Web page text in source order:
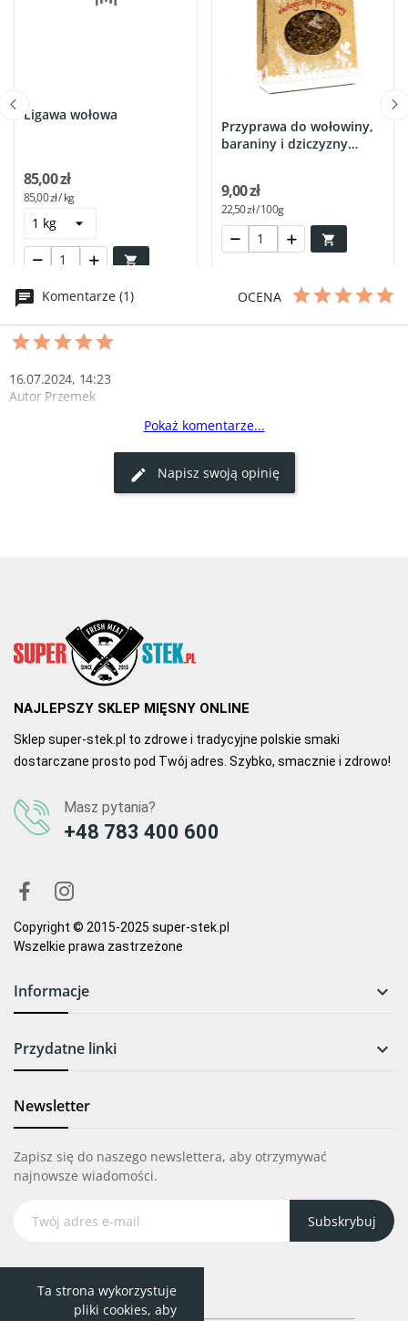
Ligawa wołowa

85,00 zł
85,00 zł / kg
Przyprawa do wołowiny,
baraniny i dziczyzny

9,00 zł
22,50 zł / 100g
Komentarze (1) OCENA
16.07.2024, 14:23
Autor Przemek
Pyszna łopatka z jelenia!
Łopatka z jelenia była naprawdę smaczna! Mięso jest delikatne i
soczyste, świetnie się piecze. Przygotowałem ją z ziołami i
czerwonym winem, a efekt był rewelacyjny. Rodzina była
Pokaż komentarze...
Napisz swoją opinię
NAJLEPSZY SKLEP MIĘSNY ONLINE
Sklep super-stek.pl to zdrowe i tradycyjne polskie smaki
dostarczane prosto pod Twój adres. Szybko, smacznie i zdrowo!
Masz pytania?
+48 783 400 600
Copyright © 2015-2025 super-stek.pl
Wszelkie prawa zastrzeżone
Informacje 
Przydatne linki 
Newsletter
Zapisz się do naszego newslettera, aby otrzymywać
najnowsze wiadomości.
Subskrybuj
Ta strona wykorzystuje
pliki cookies, aby